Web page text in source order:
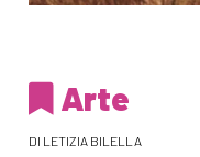
Arte
DI LETIZIA BILELLA